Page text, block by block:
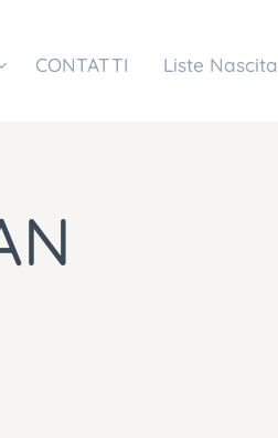
CONTATTI Liste Nascita